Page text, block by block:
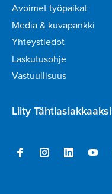
Avoimet työpaikat
Media & kuvapankki
Yhteystiedot
Laskutusohje
Vastuullisuus
Liity Tähtiasiakkaaksi